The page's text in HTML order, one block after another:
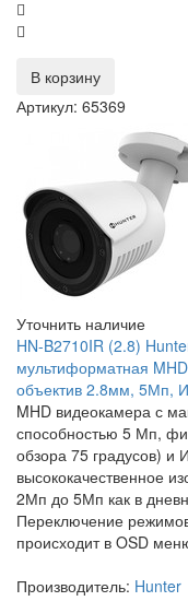
В корзину
Артикул: 65369
Уточнить наличие
HN-B2710IR (2.8)
мультиформатная
объектив 2.8мм, 5Мп,
MHD видеокамера с
способностью 5 Мп,
обзора 75 градусов) и
высококачественное
2Мп до 5Мп как в
Переключение
происходит в OSD
Производитель: Hunter